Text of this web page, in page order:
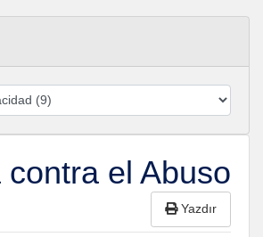
contra el Abuso
Yazdır